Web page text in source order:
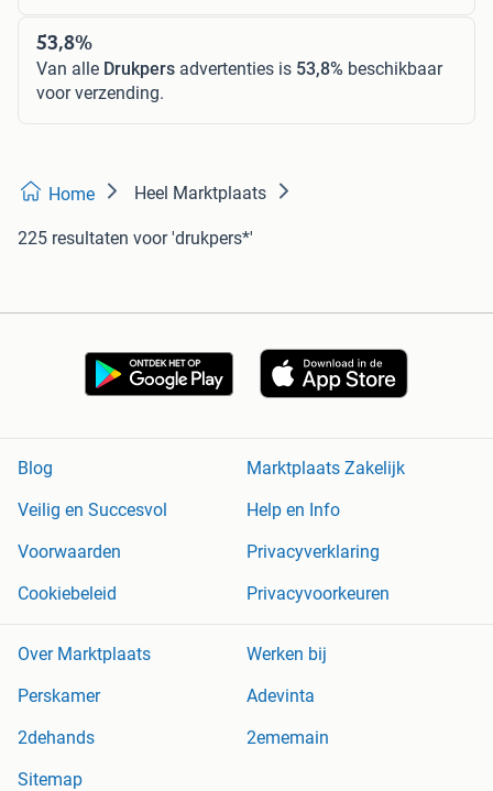
53,8%
Van alle Drukpers advertenties is 53,8% beschikbaar
voor verzending.
Home Heel Marktplaats
225 resultaten voor 'drukpers*'
Blog
Marktplaats Zakelijk
Veilig en Succesvol
Help en Info
Voorwaarden
Privacyverklaring
Cookiebeleid
Privacyvoorkeuren
Over Marktplaats
Werken bij
Perskamer
Adevinta
2dehands
2ememain
Sitemap